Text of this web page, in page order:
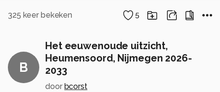
325 keer bekeken 5
B
Het eeuwenoude uitzicht,
Heumensoord, Nijmegen 2026-
2033
door bcorst